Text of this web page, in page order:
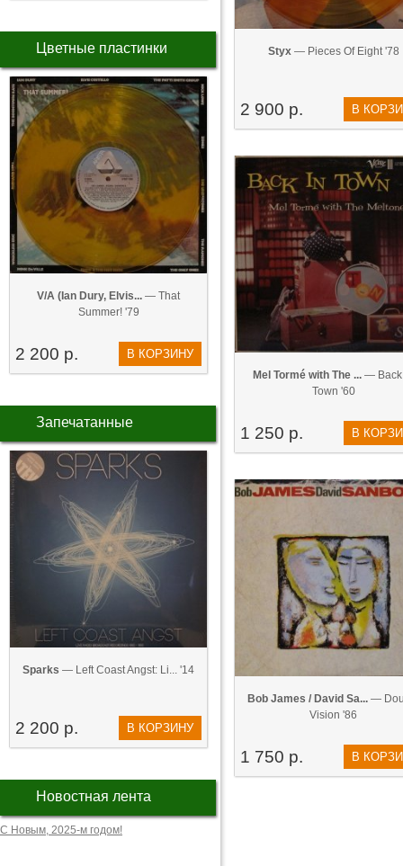
Цветные пластинки
V/A (Ian Dury, Elvis... — That
Summer! '79
2 200 р. В КОРЗИНУ
Запечатанные
Sparks — Left Coast Angst: Li... '14
2 200 р. В КОРЗИНУ
Новостная лента
С Новым, 2025-м годом!
Styx— Pieces Of Eight '78
2 900 р. В
Mel Tormé with The ... — Back
Town '60
1 250 р. В
Bob James / David Sa...—
Vision '86
1 750 р. В